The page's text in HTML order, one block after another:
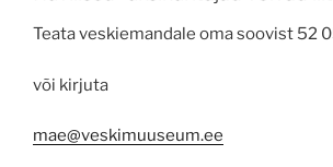
Teata veskiemandale oma soovist 52
või kirjuta
mae@veskimuuseum.ee